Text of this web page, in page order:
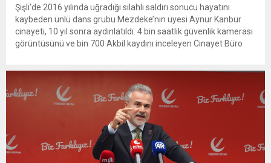
Şişli’de 2016 yılında uğradığı silahlı saldırı sonucu hayatını
kaybeden ünlü dans grubu Mezdeke’nin üyesi Aynur Kanbur
cinayeti, 10 yıl sonra aydınlatıldı. 4 bin saatlik güvenlik kamerası
görüntüsünü ve bin 700 Akbil kaydını inceleyen Cinayet Büro